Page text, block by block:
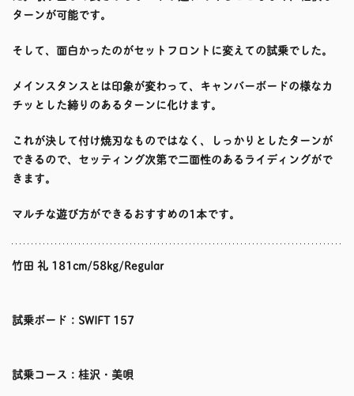
ターンが可能です。
そして、面白かったのがセットフロントに変えての試乗でした。
メインスタンスとは印象が変わって、キャンバーボードの様なカ
チッとした締りのあるターンに化けます。
これが決して付け焼刃なものではなく、しっかりとしたターンが
できるので、セッティング次第で二面性のあるライディングがで
きます。
マルチな遊び方ができるおすすめの1本です。
竹田 礼 181cm/58kg/Regular
試乗ボード：SWIFT 157
試乗コース：桂沢・美唄